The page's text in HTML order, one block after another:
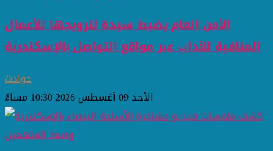
الأمن العام يضبط سيدة لترويجها للأعمال
المنافية للآداب عبر مواقع التواصل بالإسكندرية
حوادث
الأحد 09 أغسطس 2026 10:30 مساءً